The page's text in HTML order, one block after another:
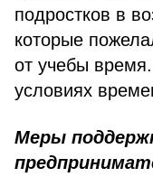
подростков в
которые
от учебы
условиях
Меры